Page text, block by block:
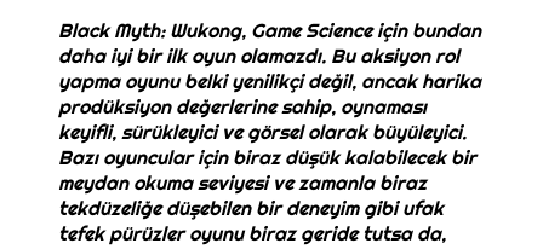
Black Myth: Wukong, Game Science için bundan
daha iyi bir ilk oyun olamazdı. Bu aksiyon rol
yapma oyunu belki yenilikçi değil, ancak harika
prodüksiyon değerlerine sahip, oynaması
keyifli, sürükleyici ve görsel olarak büyüleyici.
Bazı oyuncular için biraz düşük kalabilecek bir
meydan okuma seviyesi ve zamanla biraz
tekdüzeliğe düşebilen bir deneyim gibi ufak
tefek pürüzler oyunu biraz geride tutsa da,